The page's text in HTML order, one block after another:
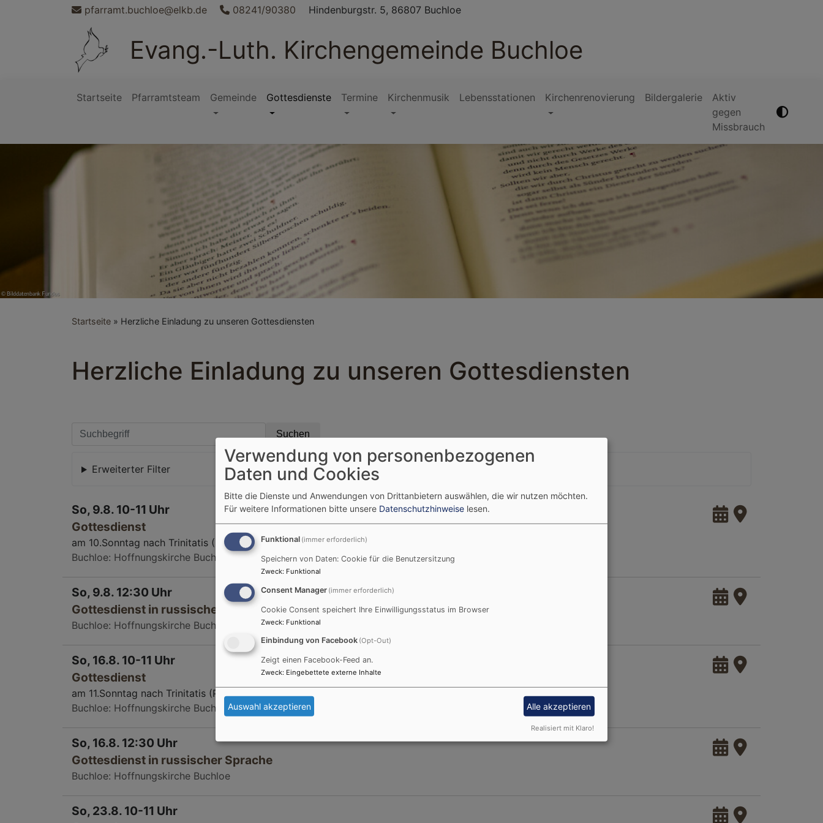
pfarramt.buchloe@elkb.de 08241/90380 Hindenburgstr. 5, 86807 Buchloe
Evang.-Luth. Kirchengemeinde Buchloe
Hauptnavigation
Startseite Pfarramtsteam Gemeinde Gottesdienste Termine Kirchenmusik Lebensstationen Kirchenrenovierung Bildergalerie
Aktiv
gegen
Missbrauch
Startseite Herzliche Einladung zu unseren Gottesdiensten
Herzliche Einladung zu unseren Gottesdiensten
Erweiterter Filter
So, 9.8. 10-11 Uhr
Gottesdienst
am 10.Sonntag nach Trinitatis (Pfr. Fait)
Buchloe Hoffnungskirche Buchloe
So, 9.8. 12:30 Uhr
Gottesdienst in russischer Sprache
Buchloe Hoffnungskirche Buchloe
So, 16.8. 10-11 Uhr
Gottesdienst
am 11.Sonntag nach Trinitatis (Pfr. Kolbe) Im Anschluss ist Kirchenkaffee
Buchloe Hoffnungskirche Buchloe
So, 16.8. 12:30 Uhr
Gottesdienst in russischer Sprache
Buchloe Hoffnungskirche Buchloe
So, 23.8. 10-11 Uhr
Verwendung von personenbezogenen
Daten und Cookies
Bitte die Dienste und Anwendungen von Drittanbietern auswählen, die wir nutzen möchten.
Für weitere Informationen bitte unsere Datenschutzhinweise lesen.
Funktional (immer erforderlich)
Speichern von Daten: Cookie für die Benutzersitzung
Zweck: Funktional
Consent Manager (immer erforderlich)
Cookie Consent speichert Ihre Einwilligungsstatus im Browser
Zweck: Funktional
Einbindung von Facebook (Opt-Out)
Zeigt einen Facebook-Feed an.
Zweck: Eingebettete externe Inhalte
Auswahl akzeptieren Alle akzeptieren
Realisiert mit Klaro!